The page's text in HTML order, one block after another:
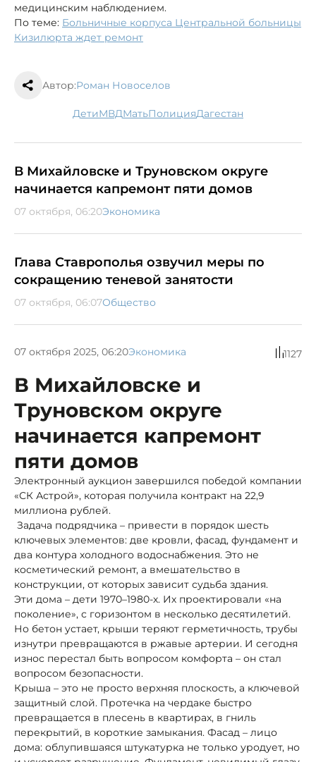
медицинским наблюдением.
По теме: Больничные корпуса Центральной больницы
Кизилюрта ждет ремонт
Автор:Роман Новоселов
дети МВД мать полиция Дагестан
В Михайловске и Труновском округе
начинается капремонт пяти домов
07 октября, 06:20Экономика
Глава Ставрополья озвучил меры по
сокращению теневой занятости
07 октября, 06:07Общество
07 октября 2025, 06:20Экономика 1127
В Михайловске и
Труновском округе
начинается капремонт
пяти домов
Электронный аукцион завершился победой компании
«СК Астрой», которая получила контракт на 22,9
миллиона рублей.
Задача подрядчика – привести в порядок шесть
ключевых элементов: две кровли, фасад, фундамент и
два контура холодного водоснабжения. Это не
косметический ремонт, а вмешательство в
конструкции, от которых зависит судьба здания.
Эти дома – дети 1970–1980-х. Их проектировали «на
поколение», с горизонтом в несколько десятилетий.
Но бетон устает, крыши теряют герметичность, трубы
изнутри превращаются в ржавые артерии. И сегодня
износ перестал быть вопросом комфорта – он стал
вопросом безопасности.
Крыша – это не просто верхняя плоскость, а ключевой
защитный слой. Протечка на чердаке быстро
превращается в плесень в квартирах, в гниль
перекрытий, в короткие замыкания. Фасад – лицо
дома: облупившаяся штукатурка не только уродует, но